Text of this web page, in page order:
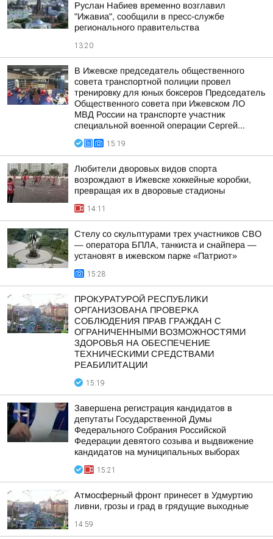
Руслан Набиев временно возглавил
"Ижавиа", сообщили в пресс-службе
регионального правительства
13:20
В Ижевске председатель общественного
совета транспортной полиции провел
тренировку для юных боксеров Председатель
Общественного совета при Ижевском ЛО
МВД России на транспорте участник
специальной военной операции Сергей...
15:19
Любители дворовых видов спорта
возрождают в Ижевске хоккейные коробки,
превращая их в дворовые стадионы
14:11
Стелу со скульптурами трех участников СВО
— оператора БПЛА, танкиста и снайпера —
установят в ижевском парке «Патриот»
15:28
ПРОКУРАТУРОЙ РЕСПУБЛИКИ
ОРГАНИЗОВАНА ПРОВЕРКА
СОБЛЮДЕНИЯ ПРАВ ГРАЖДАН С
ОГРАНИЧЕННЫМИ ВОЗМОЖНОСТЯМИ
ЗДОРОВЬЯ НА ОБЕСПЕЧЕНИЕ
ТЕХНИЧЕСКИМИ СРЕДСТВАМИ
РЕАБИЛИТАЦИИ
15:19
Завершена регистрация кандидатов в
депутаты Государственной Думы
Федерального Собрания Российской
Федерации девятого созыва и выдвижение
кандидатов на муниципальных выборах
15:21
Атмосферный фронт принесет в Удмуртию
ливни, грозы и град в грядущие выходные
14:59